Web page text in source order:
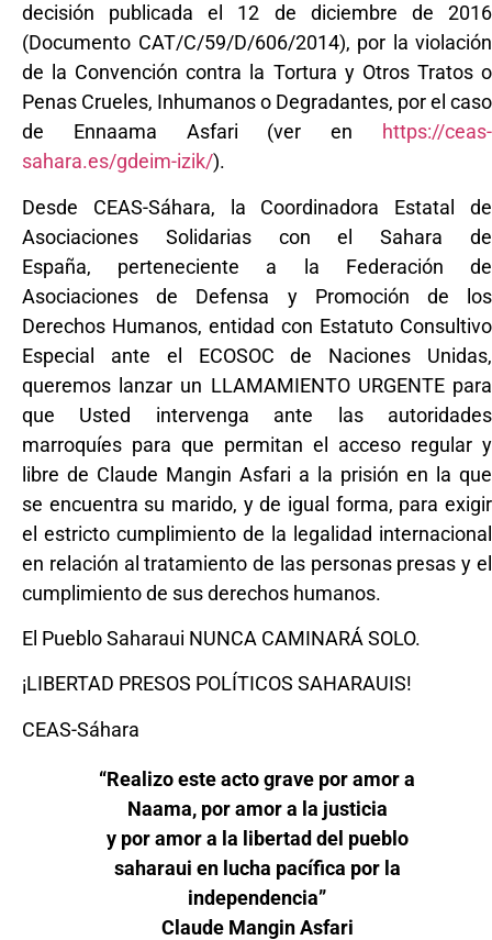
decisión publicada el 12 de diciembre de 2016
(Documento CAT/C/59/D/606/2014), por la violación
de la Convención contra la Tortura y Otros Tratos o
Penas Crueles, Inhumanos o Degradantes, por el caso
de Ennaama Asfari (ver en https://ceas-
sahara.es/gdeim-izik/).
Desde CEAS-Sáhara, la Coordinadora Estatal de
Asociaciones Solidarias con el Sahara de
España, perteneciente a la Federación de
Asociaciones de Defensa y Promoción de los
Derechos Humanos, entidad con Estatuto Consultivo
Especial ante el ECOSOC de Naciones Unidas,
queremos lanzar un LLAMAMIENTO URGENTE para
que Usted intervenga ante las autoridades
marroquíes para que permitan el acceso regular y
libre de Claude Mangin Asfari a la prisión en la que
se encuentra su marido, y de igual forma, para exigir
el estricto cumplimiento de la legalidad internacional
en relación al tratamiento de las personas presas y el
cumplimiento de sus derechos humanos.
El Pueblo Saharaui NUNCA CAMINARÁ SOLO.
¡LIBERTAD PRESOS POLÍTICOS SAHARAUIS!
CEAS-Sáhara
“Realizo este acto grave por amor a
Naama, por amor a la justicia
y por amor a la libertad del pueblo
saharaui en lucha pacífica por la
independencia”
Claude Mangin Asfari